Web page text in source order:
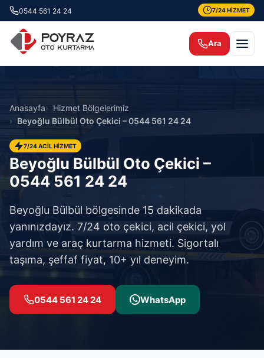
0544 561 24 24 7/24 HİZMET
Ara
Anasayfa
Hizmet Bölgelerimiz
Beyoğlu Bülbül Oto Çekici – 0544 561 24 24
7/24 ACİL HİZMET
Beyoğlu Bülbül Oto Çekici –
0544 561 24 24
Beyoğlu Bülbül bölgesinde 15 dakikada
yanınızdayız. 7/24 oto çekici, acil çekici, yol
yardım ve araç kurtarma hizmeti. Sigortalı
taşıma, şeffaf fiyat, 10+ yıl deneyim.
0544 561 24 24 WhatsApp